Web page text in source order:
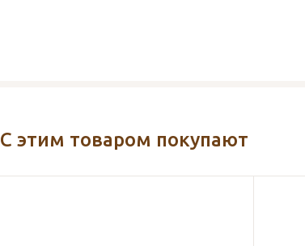
С этим товаром покупают